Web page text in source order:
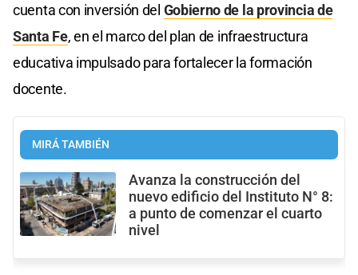
cuenta con inversión del Gobierno de la provincia de
Santa Fe, en el marco del plan de infraestructura
educativa impulsado para fortalecer la formación
docente.
MIRÁ TAMBIÉN
Avanza la construcción del
nuevo edificio del Instituto N° 8:
a punto de comenzar el cuarto
nivel